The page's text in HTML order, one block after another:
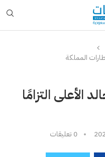
الأعلى التزامًا
0 تعليقات